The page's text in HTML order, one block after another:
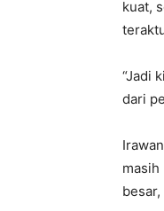
kuat,
“Jadi
dari